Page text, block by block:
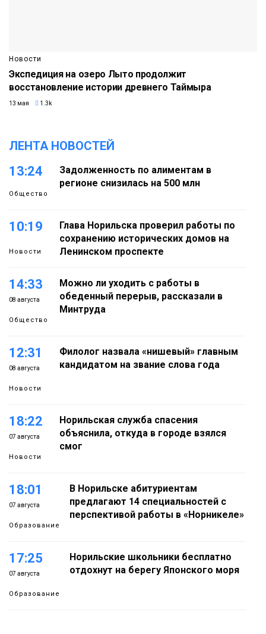
Новости
Экспедиция на озеро Лыто продолжит
восстановление истории древнего Таймыра
13 мая 1.3k
ЛЕНТА НОВОСТЕЙ
13:24
Общество
Задолженность по алиментам в
регионе снизилась на 500 млн
10:19
Новости
Глава Норильска проверил работы по
сохранению исторических домов на
Ленинском проспекте
14:33
08 августа
Общество
Можно ли уходить с работы в
обеденный перерыв, рассказали в
Минтруда
12:31
08 августа
Новости
Филолог назвала «нишевый» главным
кандидатом на звание слова года
18:22
07 августа
Новости
Норильская служба спасения
объяснила, откуда в городе взялся
смог
18:01
07 августа
Образование
В Норильске абитуриентам
предлагают 14 специальностей с
перспективой работы в «Норникеле»
17:25
07 августа
Образование
Норильские школьники бесплатно
отдохнут на берегу Японского моря